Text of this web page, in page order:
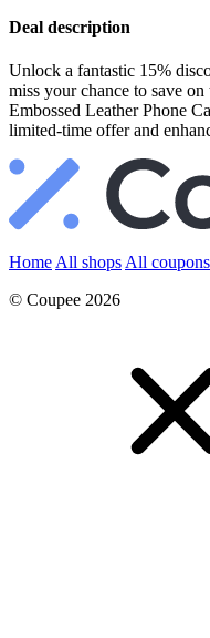
Deal description
Unlock a fantastic 15%
miss your chance to save
Embossed Leather Phone
limited-time offer and
Home All shops All coupons
© Coupee 2026